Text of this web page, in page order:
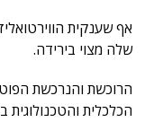
אף שענקית
שלה מצוי בירידה.
הרוכשת והנרכשת
הכלכלית והטכנולוגית